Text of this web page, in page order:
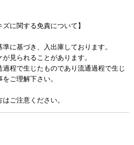
に関する免責について】
に基づき、入出庫しております。
見られることがあります。
過程で生じたものであり流通過程で生じ
ご理解下さい。
ご注意ください。